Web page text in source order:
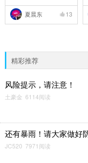
夏晨东 13
精彩推荐
风险提示，请注意！
土豪金 6114阅读
还有暴雨！请大家做好
JC520 7971阅读